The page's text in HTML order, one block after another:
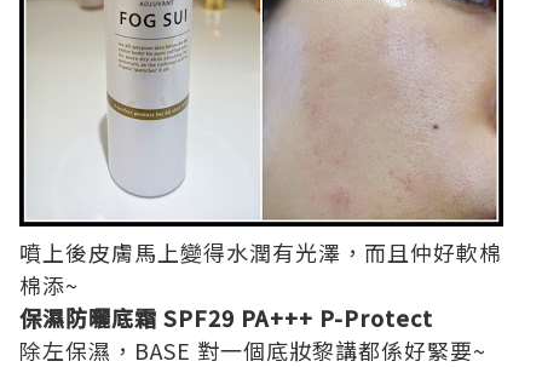
噴上後皮膚馬上變得水潤有光澤，而且仲好軟棉
棉添~
保濕防曬底霜 SPF29 PA+++ P-Protect
除左保濕，BASE 對一個底妝黎講都係好緊要~